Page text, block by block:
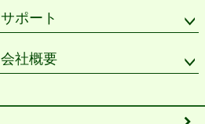
サポート
会社概要